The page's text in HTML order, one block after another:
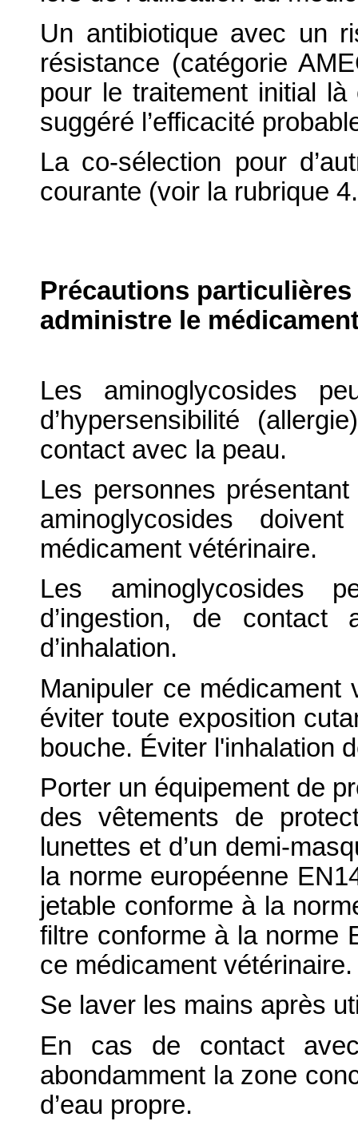
Un antibiotique avec un
résistance (catégorie
pour le traitement initial
suggéré l’efficacité
La co-sélection pour
courante (voir la rubrique
Précautions
administre le
Les aminoglycosides
d’hypersensibilité
contact avec la peau.
Les personnes
aminoglycosides
médicament vétérinaire.
Les aminoglycosides
d’ingestion, de
d’inhalation.
Manipuler ce médicament
éviter toute exposition
bouche. Éviter l'inhalation
Porter un équipement de
des vêtements de
lunettes et d’un demi-
la norme européenne
jetable conforme à la
filtre conforme à la norme
ce médicament vétérinaire.
Se laver les mains après
En cas de contact
abondamment la zone
d’eau propre.